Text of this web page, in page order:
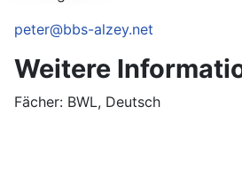
E-Mail:
peter@bbs-alzey.net
Weitere
Weitere Informationen
Fächer: BWL, Deutsch